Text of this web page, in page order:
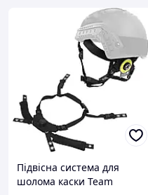
Підвісна система для
шолома каски Team